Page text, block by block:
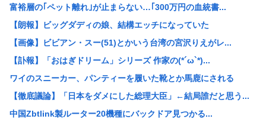
富裕層の｢ペット離れ｣が止まらない…｢300万円の血統書...
【朗報】ビッグダディの娘、結構エッチになっていた
【画像】ビビアン・スー(51)とかいう台湾の宮沢りえがレ...
【訃報】「おはぎドリーム」シリーズ 作家の(*´ω`*)...
ワイのスニーカー、パンティーを履いた靴とか馬鹿にされる
【徹底議論】「日本をダメにした総理大臣」←結局誰だと思う...
中国Zbtlink製ルーター20機種にバックドア見つかる...